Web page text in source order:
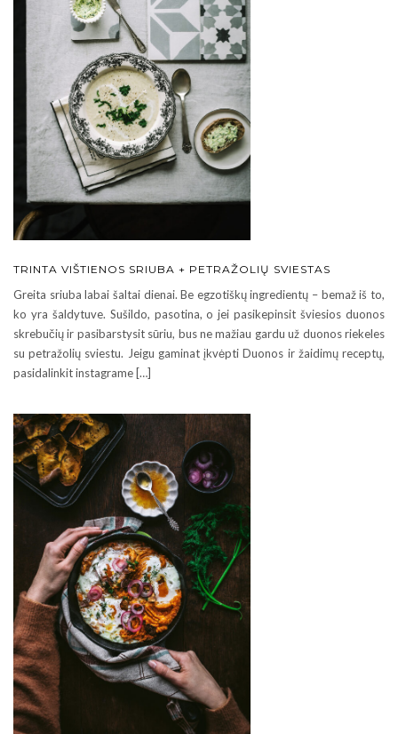
TRINTA VIŠTIENOS SRIUBA + PETRAŽOLIŲ SVIESTAS
Greita sriuba labai šaltai dienai. Be egzotiškų ingredientų – bemaž iš to,
ko yra šaldytuve. Sušildo, pasotina, o jei pasikepinsit šviesios duonos
skrebučių ir pasibarstysit sūriu, bus ne mažiau gardu už duonos riekeles
su petražolių sviestu. Jeigu gaminat įkvėpti Duonos ir žaidimų receptų,
pasidalinkit instagrame […]